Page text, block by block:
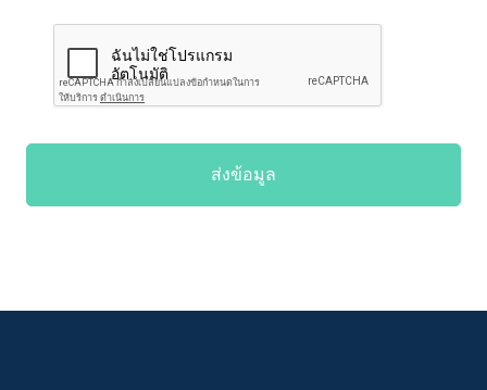
ส่งข้อมูล